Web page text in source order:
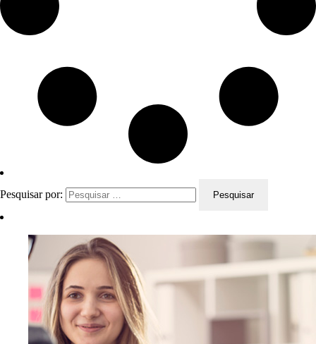
Pesquisar por: